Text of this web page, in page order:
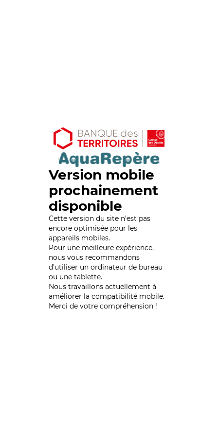
Version mobile
prochainement
disponible
Cette version du site n’est pas
encore optimisée pour les
appareils mobiles.
Pour une meilleure expérience,
nous vous recommandons
d'utiliser un ordinateur de bureau
ou une tablette.
Nous travaillons actuellement à
améliorer la compatibilité mobile.
Merci de votre compréhension !